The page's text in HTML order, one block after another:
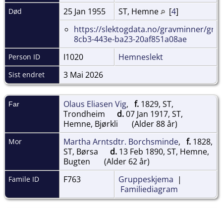
Død 25 Jan 1955 ST, Hemne [4]
https://slektogdata.no/gravminner/
8cb3-443e-ba23-20af851a08ae
Person ID I1020 Hemneslekt
Sist endret 3 Mai 2026
Far Olaus Eliasen Vig, f. 1829, ST,
Trondheim
d.07 Jan 1917, ST,
Hemne, Bjørkli
(Alder 88 år)
Mor Martha Arntsdtr. Borchsminde, f. 1828,
ST, Børsa
d. 13 Feb 1890, ST, Hemne,
Bugten
(Alder 62 år)
Famile ID F763 Gruppeskjema |
Familiediagram